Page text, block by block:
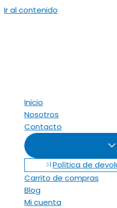
Ir al contenido
Inicio
Nosotros
Contacto
Política de
Carrito de compras
Blog
Mi cuenta